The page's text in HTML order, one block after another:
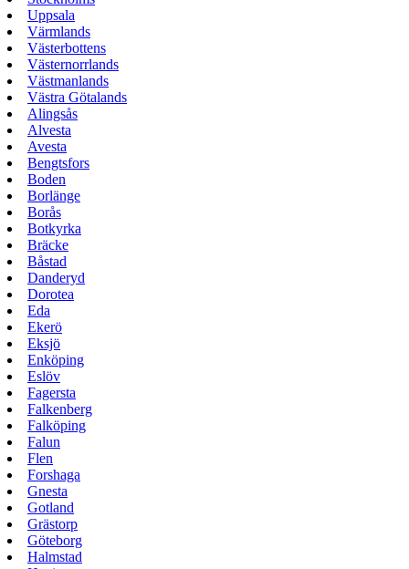
Uppsala
Värmlands
Västerbottens
Västernorrlands
Västmanlands
Västra Götalands
Alingsås
Alvesta
Avesta
Bengtsfors
Boden
Borlänge
Borås
Botkyrka
Bräcke
Båstad
Danderyd
Dorotea
Eda
Ekerö
Eksjö
Enköping
Eslöv
Fagersta
Falkenberg
Falköping
Falun
Flen
Forshaga
Gnesta
Gotland
Grästorp
Göteborg
Halmstad